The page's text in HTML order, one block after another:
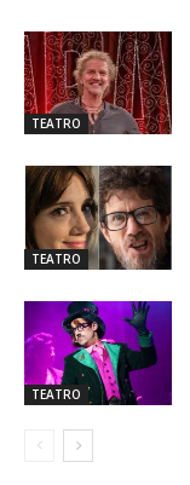
TEATRO
TEATRO
TEATRO